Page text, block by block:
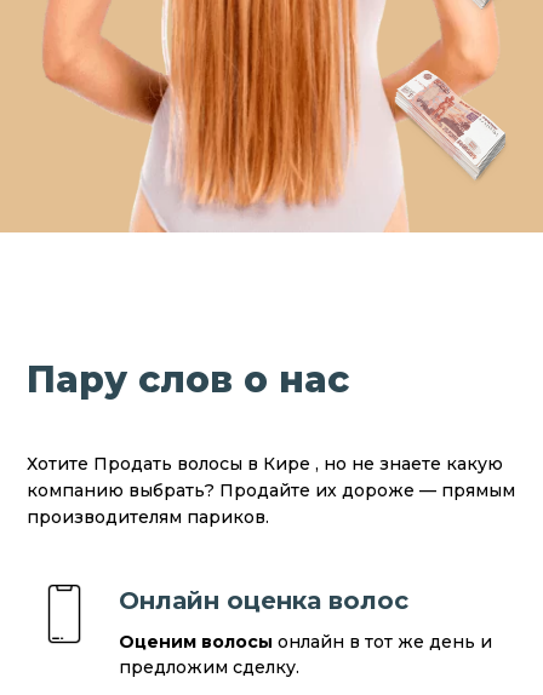
Пару слов о нас
Хотите Продать волосы в Кире , но не знаете какую
компанию выбрать? Продайте их дороже — прямым
производителям париков.
Онлайн оценка волос
Оценим волосы онлайн в тот же день и
предложим сделку.